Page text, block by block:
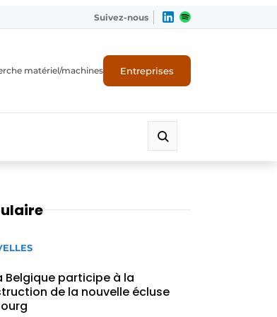
Suivez-nous
matériel/machines Entreprises
Belgique participe à la
de la nouvelle écluse